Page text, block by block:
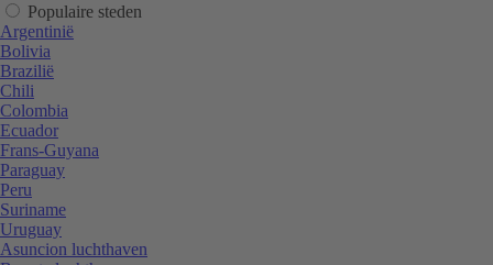
Populaire steden
Argentinië
Bolivia
Brazilië
Chili
Colombia
Ecuador
Frans-Guyana
Paraguay
Peru
Suriname
Uruguay
Asuncion luchthaven